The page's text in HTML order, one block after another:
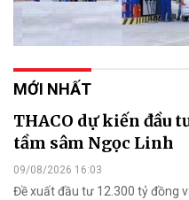
MỚI NHẤT
THACO dự kiến đầu
tầm sâm Ngọc Linh
09/08/2026 16:03
Đề xuất đầu tư 12.300 tỷ đồng